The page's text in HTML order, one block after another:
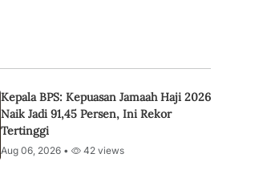
Kepala BPS: Kepuasan Jamaah Haji 2026
Naik Jadi 91,45 Persen, Ini Rekor
Tertinggi
Aug 06, 2026 • 42 views